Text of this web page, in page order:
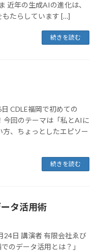
近年の生成AIの進化は、
たらしています […]
続きを読む
CDLE福岡で初めての
今回のテーマは「私とAIに
、ちょっとしたエピソー
続きを読む
タ活用術
24日 講演者 有限会社ゑび
のデータ活用とは？」